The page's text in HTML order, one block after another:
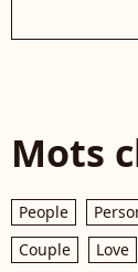
Mots
People
Couple
Love